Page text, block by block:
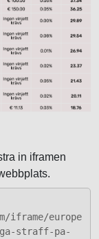
in iframen
iframe/europe
straff-pa-